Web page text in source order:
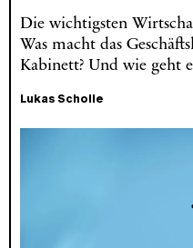
Die wichtigsten
Was macht das
Kabinett? Und wie geht
Lukas Scholle